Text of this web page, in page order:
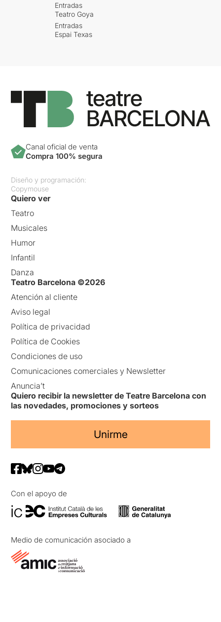
Entradas
Teatro Goya
Entradas
Espai Texas
Canal oficial de venta
Compra 100% segura
Diseño y programación:
Copymouse
Quiero ver
Teatro
Musicales
Humor
Infantil
Danza
Teatro Barcelona ©2026
Atención al cliente
Aviso legal
Política de privacidad
Política de Cookies
Condiciones de uso
Comunicaciones comerciales y Newsletter
Anuncia’t
Quiero recibir la newsletter de Teatre Barcelona con
las novedades, promociones y sorteos
Unirme
Con el apoyo de
Medio de comunicación asociado a